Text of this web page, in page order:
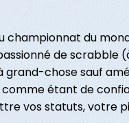
championnat du
de scrabble
grand-chose sauf
étant de
vos statuts, votre